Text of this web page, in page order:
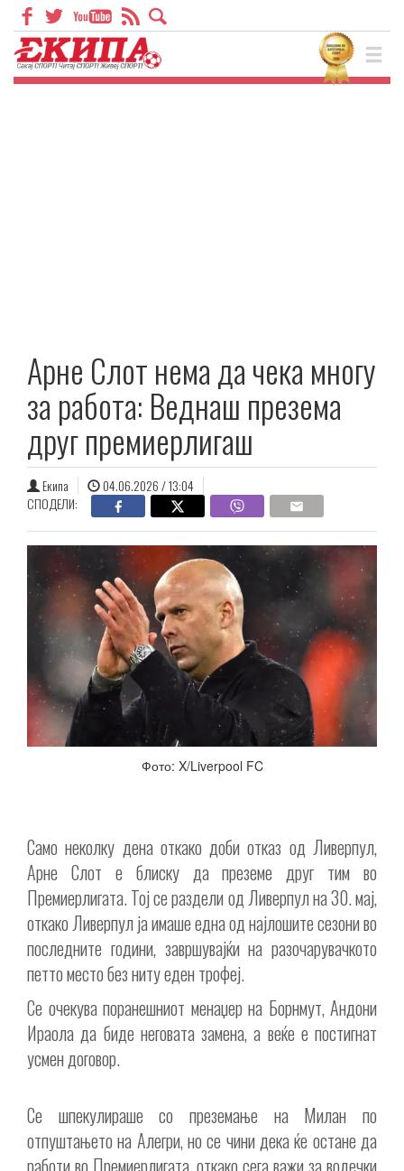
Арне Слот нема да чека многу
за работа: Веднаш презема
друг премиерлигаш
Екипа
04.06.2026 / 13:04
СПОДЕЛИ:
Фото: X/Liverpool FC
Само неколку дена откако доби отказ од Ливерпул,
Арне Слот е блиску да преземе друг тим во
Премиерлигата. Тој се раздели од Ливерпул на 30. мај,
откако Ливерпул ја имаше една од најлошите сезони во
последните години, завршувајќи на разочарувачкото
петто место без ниту еден трофеј.
Се очекува поранешниот менаџер на Борнмут, Андони
Ираола да биде неговата замена, а веќе е постигнат
усмен договор.
Се шпекулираше со преземање на Милан по
отпуштањето на Алегри, но се чини дека ќе остане да